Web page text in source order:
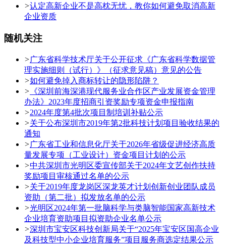
>认定高新企业不是高枕无忧，教你如何避免取消高新
企业资质
随机关注
>广东省科学技术厅关于公开征求《广东省科学数据管
理实施细则（试行）》（征求意见稿）意见的公告
>如何避免掉入商标转让的隐形陷阱？
> 《深圳前海深港现代服务业合作区产业发展资金管理
办法》2023年度招商引资奖励专项资金申报指南
>2024年度第4批次项目制培训补贴公示
>关于公布深圳市2019年第2批科技计划项目验收结果的
通知
>广东省工业和信息化厅关于2026年省级促进经济高质
量发展专项（工业设计）资金项目计划的公示
>中共深圳市光明区委宣传部关于2024年文艺创作扶持
奖励项目审核通过名单的公示
>关于2019年度龙岗区深龙英才计划创新创业团队成员
资助（第二批）拟发放名单的公示
>光明区2024年第一批脑科学与类脑智能国家高新技术
企业培育资助项目拟资助企业名单公示
>深圳市宝安区科技创新局关于“2025年宝安区国高企业
及科技型中小企业培育服务”项目服务商选定结果公示